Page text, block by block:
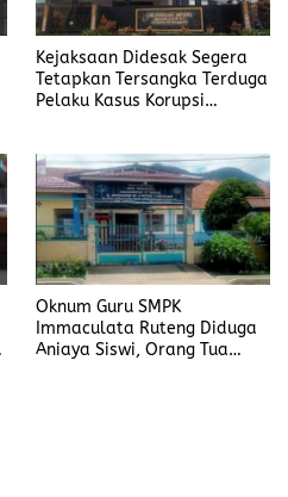
Kejaksaan Didesak Segera
Tetapkan Tersangka Terduga
Pelaku Kasus Korupsi
Oknum Guru SMPK
Immaculata Ruteng Diduga
Aniaya Siswi, Orang Tua